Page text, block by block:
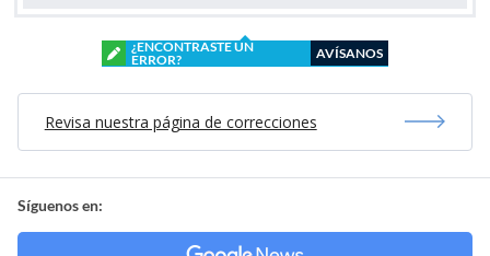
¿ENCONTRASTE UN
ERROR?
AVÍSANOS
Revisa nuestra página de correcciones
Síguenos en: